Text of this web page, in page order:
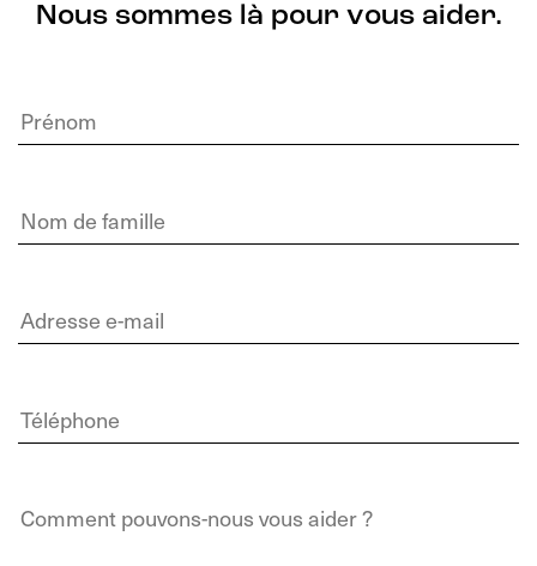
Nous sommes là pour vous aider.